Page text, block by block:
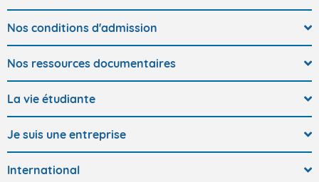
Nos conditions d'admission
Nos ressources documentaires
La vie étudiante
Je suis une entreprise
International